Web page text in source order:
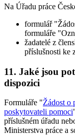
Na Úřadu práce
formulář
formuláře
žadatelé z
příslušnosti ke
11. Jaké jsou
dispozici
Formuláře "Žádost o
poskytovateli pomoci
příslušném úřadu
Ministerstva práce a